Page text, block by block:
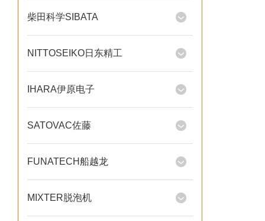
柴田科学SIBATA
NITTOSEIKO日东精工
IHARA伊原电子
SATOVAC佐藤
FUNATECH船越龙
MIXTER脱泡机